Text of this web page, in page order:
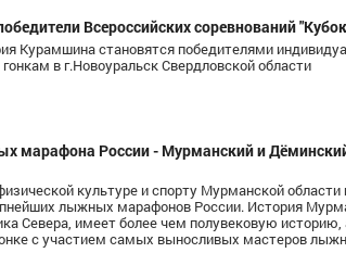
Всероссийских соревнований
Курамшина становятся победителями
в г.Новоуральск Свердловской области
марафона России - Мурманский и
культуре и спорту Мурманской
лыжных марафонов России. История
Севера, имеет более чем полувековую
с участием самых выносливых мастеров
Александрович
ПФО, Республика
Казань
Пузанов